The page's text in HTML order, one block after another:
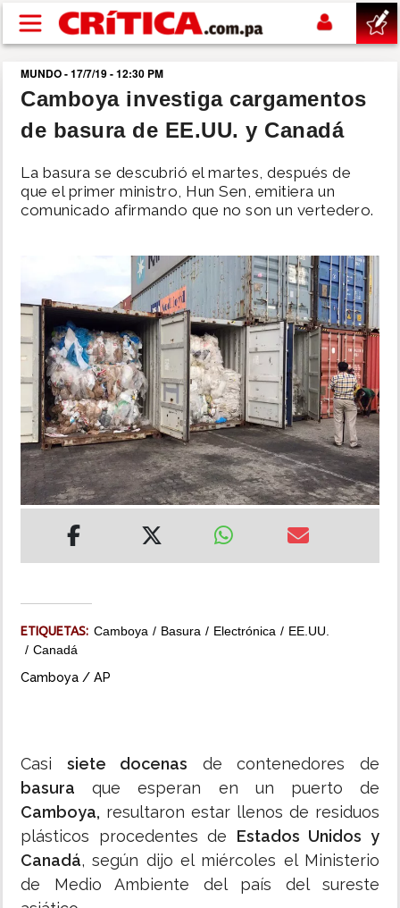
Pasar al contenido principal
buscar
SUCESOS
NACIONAL
DEPORTES
MUNDO
INSÓLITAS
MULTIMEDIA
IMPRESO
MUNDO - 17/7/19 - 12:30 PM
Camboya investiga cargamentos
de basura de EE.UU. y Canadá
La basura se descubrió el martes, después de
que el primer ministro, Hun Sen, emitiera un
comunicado afirmando que no son un vertedero.
ETIQUETAS: Camboya Basura Electrónica
EE.UU.
Canadá
Camboya / AP
Casi siete docenas de contenedores de
basura que esperan en un puerto de
Camboya, resultaron estar llenos de residuos
plásticos procedentes de Estados Unidos y
Canadá, según dijo el miércoles el Ministerio
de Medio Ambiente del país del sureste